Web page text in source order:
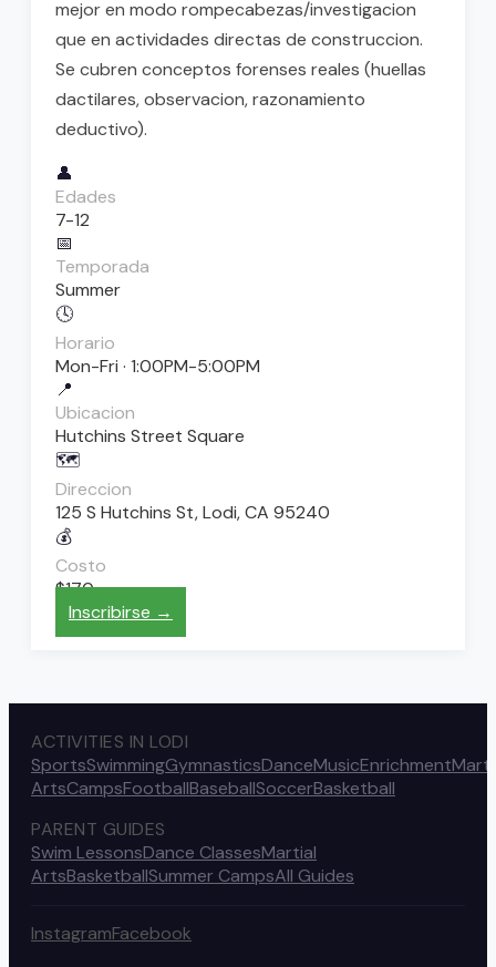
mejor en modo rompecabezas/investigacion
que en actividades directas de construccion.
Se cubren conceptos forenses reales (huellas
dactilares, observacion, razonamiento
deductivo).
👤
Edades
7-12
📅
Temporada
Summer
🕓
Horario
Mon-Fri · 1:00PM-5:00PM
📍
Ubicacion
Hutchins Street Square
🗺️
Direccion
125 S Hutchins St, Lodi, CA 95240
💰
Costo
$170
Inscribirse →
ACTIVITIES IN LODI
SportsSwimmingGymnasticsDanceMusicEnrichment
ArtsCampsFootballBaseballSoccerBasketball
PARENT GUIDES
Swim LessonsDance ClassesMartial
ArtsBasketballSummer CampsAll Guides
InstagramFacebook